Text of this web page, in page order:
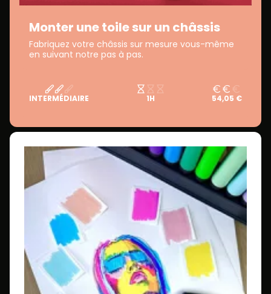
Monter une toile sur un châssis
Fabriquez votre châssis sur mesure vous-même
en suivant notre pas à pas.
INTERMÉDIAIRE 1H 54,05 €